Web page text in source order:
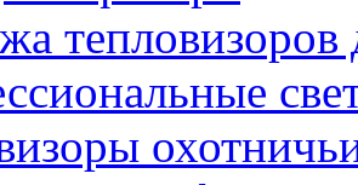
тепловизоров